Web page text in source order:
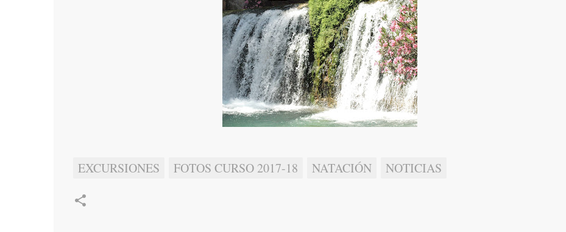
EXCURSIONES FOTOS CURSO 2017-18 NATACIÓN NOTICIAS